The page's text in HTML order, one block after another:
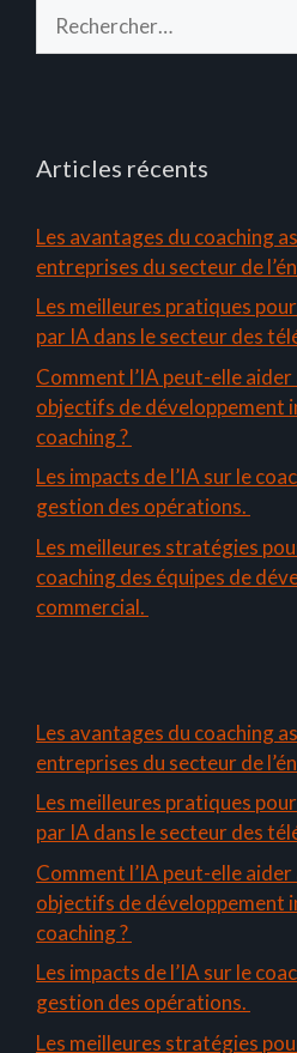
Articles récents
Les avantages du coaching
entreprises du secteur de
Les meilleures pratiques
par IA dans le secteur des
Comment l’IA peut-elle
objectifs de développement
coaching ?
Les impacts de l’IA sur le
gestion des opérations.
Les meilleures stratégies
coaching des équipes de
commercial.
Les avantages du coaching
entreprises du secteur de
Les meilleures pratiques
par IA dans le secteur des
Comment l’IA peut-elle
objectifs de développement
coaching ?
Les impacts de l’IA sur le
gestion des opérations.
Les meilleures stratégies